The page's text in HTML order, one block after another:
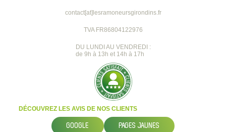
contact[at]lesramoneursgirondins.fr
TVA FR86804122976
DU LUNDI AU VENDREDI :
de 9h à 13h et 14h à 17h
DÉCOUVREZ LES AVIS DE NOS CLIENTS
GOOGLE PAGES JAUNES